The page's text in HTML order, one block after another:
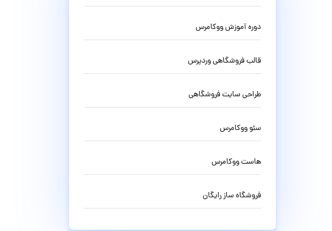
دوره آموزش ووکامرس
قالب فروشگاهی وردپرس
طراحی سایت فروشگاهی
سئو ووکامرس
هاست ووکامرس
فروشگاه ساز رایگان